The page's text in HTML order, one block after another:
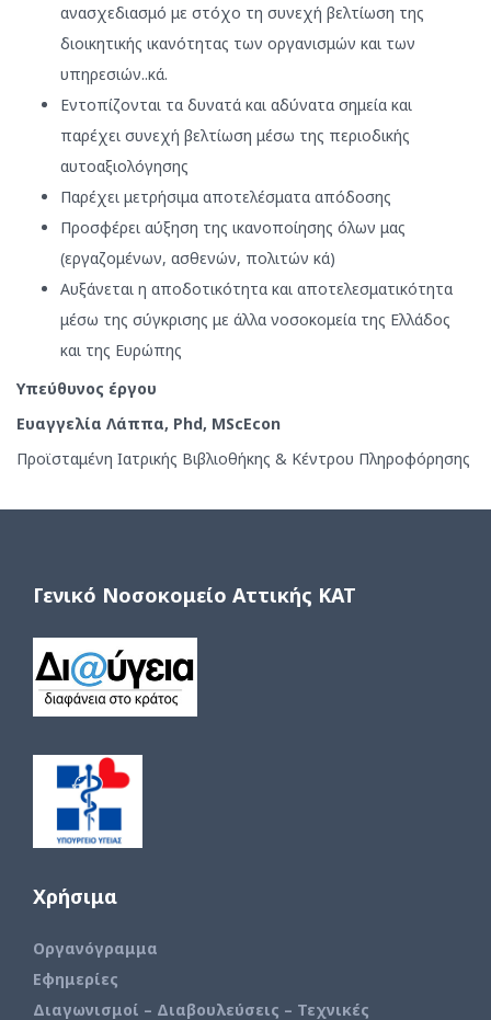
ανασχεδιασμό με στόχο τη συνεχή βελτίωση της
διοικητικής ικανότητας των οργανισμών και των
υπηρεσιών..κά.
Εντοπίζονται τα δυνατά και αδύνατα σημεία και
παρέχει συνεχή βελτίωση μέσω της περιοδικής
αυτοαξιολόγησης
Παρέχει μετρήσιμα αποτελέσματα απόδοσης
Προσφέρει αύξηση της ικανοποίησης όλων μας
(εργαζομένων, ασθενών, πολιτών κά)
Αυξάνεται η αποδοτικότητα και αποτελεσματικότητα
μέσω της σύγκρισης με άλλα νοσοκομεία της Ελλάδος
και της Ευρώπης
Υπεύθυνος έργου
Ευαγγελία Λάππα, Phd, MScEcon
Προϊσταμένη Ιατρικής Βιβλιοθήκης & Κέντρου Πληροφόρησης
Γενικό Νοσοκομείο Αττικής ΚΑΤ
Χρήσιμα
Οργανόγραμμα
Εφημερίες
Διαγωνισμοί – Διαβουλεύσεις – Τεχνικές